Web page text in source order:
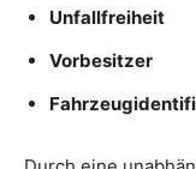
Unfallfreiheit
Vorbesitzer